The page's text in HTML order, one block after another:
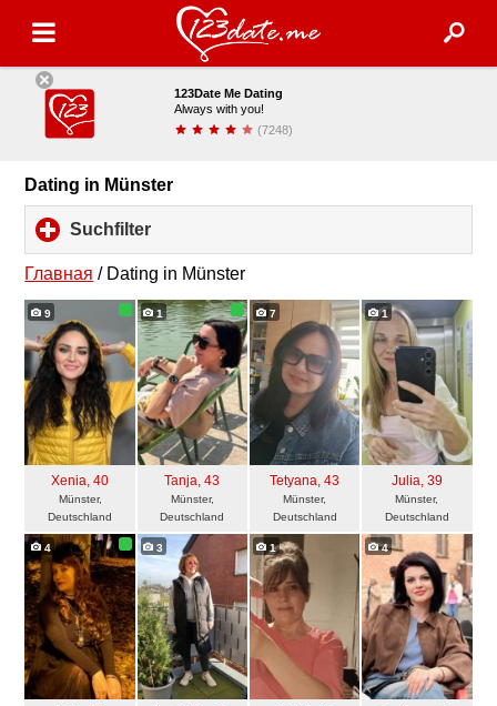
123Date Me Dating
Always with you!
(7248)
installieren
Dating in Münster
Suchfilter
to
expand
contents
Главная / Dating in Münster
9
Xenia, 40
Münster,
Deutschland
1
Tanja, 43
Münster,
Deutschland
7
Tetyana, 43
Münster,
Deutschland
1
Julia, 39
Münster,
Deutschland
4 3 1 4